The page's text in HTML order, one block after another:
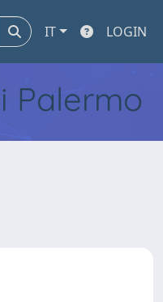
IT LOGIN
Palermo